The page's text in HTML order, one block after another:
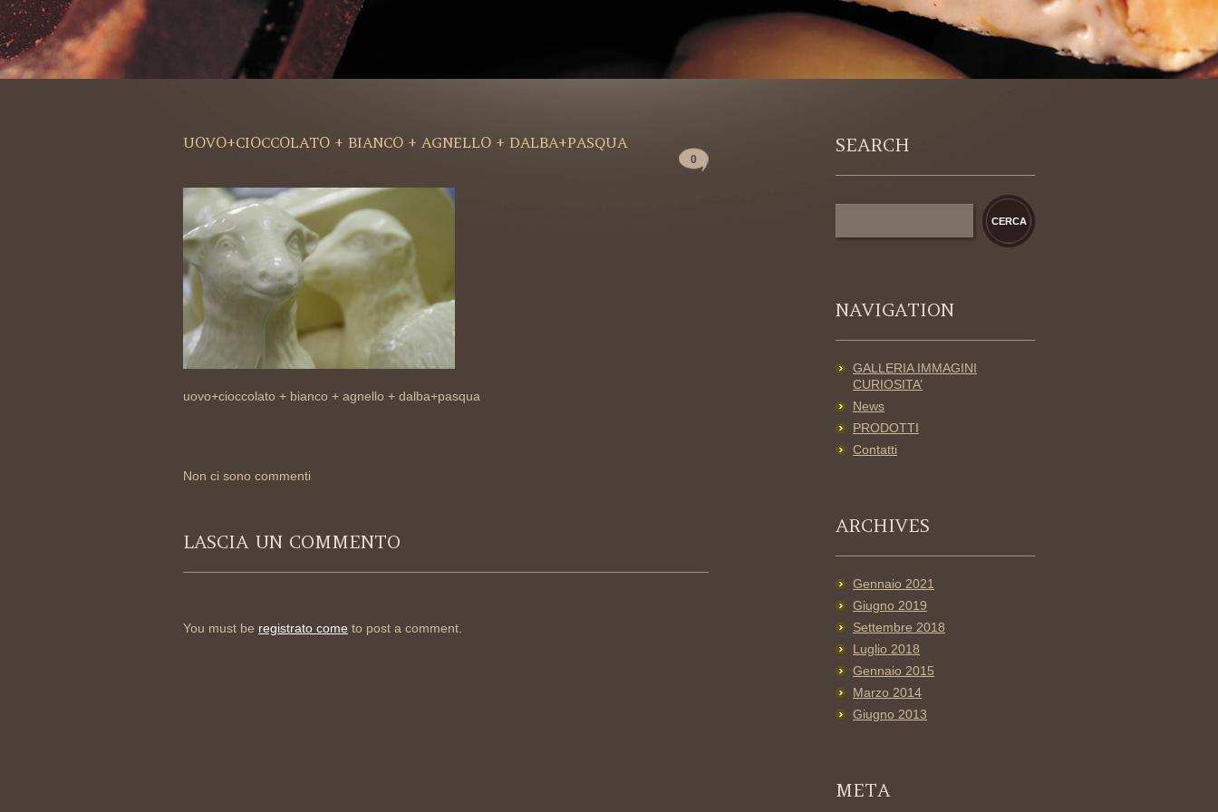
0
UOVO+CIOCCOLATO + BIANCO + AGNELLO + DALBA+PASQUA
uovo+cioccolato + bianco + agnello + dalba+pasqua
Non ci sono commenti
LASCIA UN COMMENTO
You must be registrato come to post a comment.
SEARCH
NAVIGATION
GALLERIA IMMAGINI
CURIOSITA’
News
PRODOTTI
Contatti
ARCHIVES
Gennaio 2021
Giugno 2019
Settembre 2018
Luglio 2018
Gennaio 2015
Marzo 2014
Giugno 2013
META